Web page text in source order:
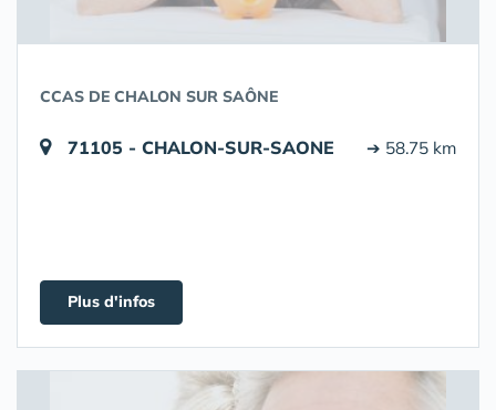
CCAS DE CHALON SUR SAÔNE
71105 - CHALON-SUR-SAONE ➔ 58.75 km
Plus d'infos